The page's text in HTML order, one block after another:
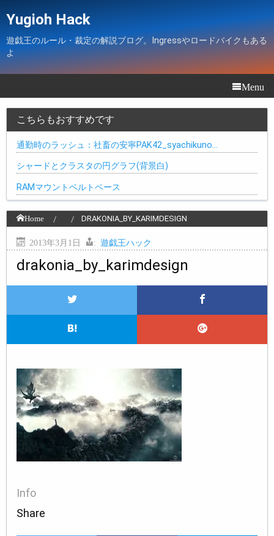
Yugioh Hack
遊戯王のルール・裁定の解説ブログ。Ingressやロードバイクもある
よ
Menu
こちらもおすすめです
通勤時のラッシュ：社畜の安寧PAK42_syachikuno…
シャードとクラスタの円グラフ(背景白)
RAMマウントベルトベース
Home DRAKONIA_BY_KARIMDESIGN
2013年3月1日 : 遊戯王ハック
drakonia_by_karimdesign
Info
Share